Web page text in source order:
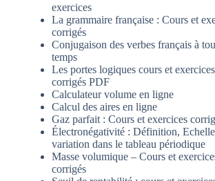
exercices
La grammaire française : Cours et
corrigés
Conjugaison des verbes français à
temps
Les portes logiques cours et exercices
corrigés PDF
Calculateur volume en ligne
Calcul des aires en ligne
Gaz parfait : Cours et exercices
Électronégativité : Définition,
variation dans le tableau périodique
Masse volumique – Cours et
corrigés